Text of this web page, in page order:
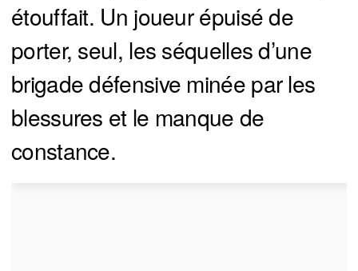
étouffait. Un joueur épuisé de
porter, seul, les séquelles d’une
brigade défensive minée par les
blessures et le manque de
constance.